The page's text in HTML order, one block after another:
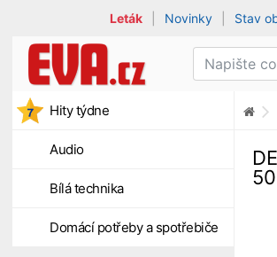
Leták Novinky Stav
Hity týdne
Audio
Bílá technika
Domácí potřeby a spotřebiče